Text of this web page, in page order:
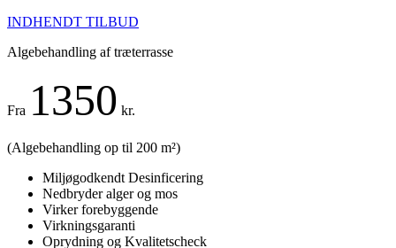
INDHENDT TILBUD
Algebehandling af træterrasse
Fra 1350 kr.
(Algebehandling op til 200 m²)
Miljøgodkendt Desinficering
Nedbryder alger og mos
Virker forebyggende
Virkningsgaranti
Oprydning og Kvalitetscheck